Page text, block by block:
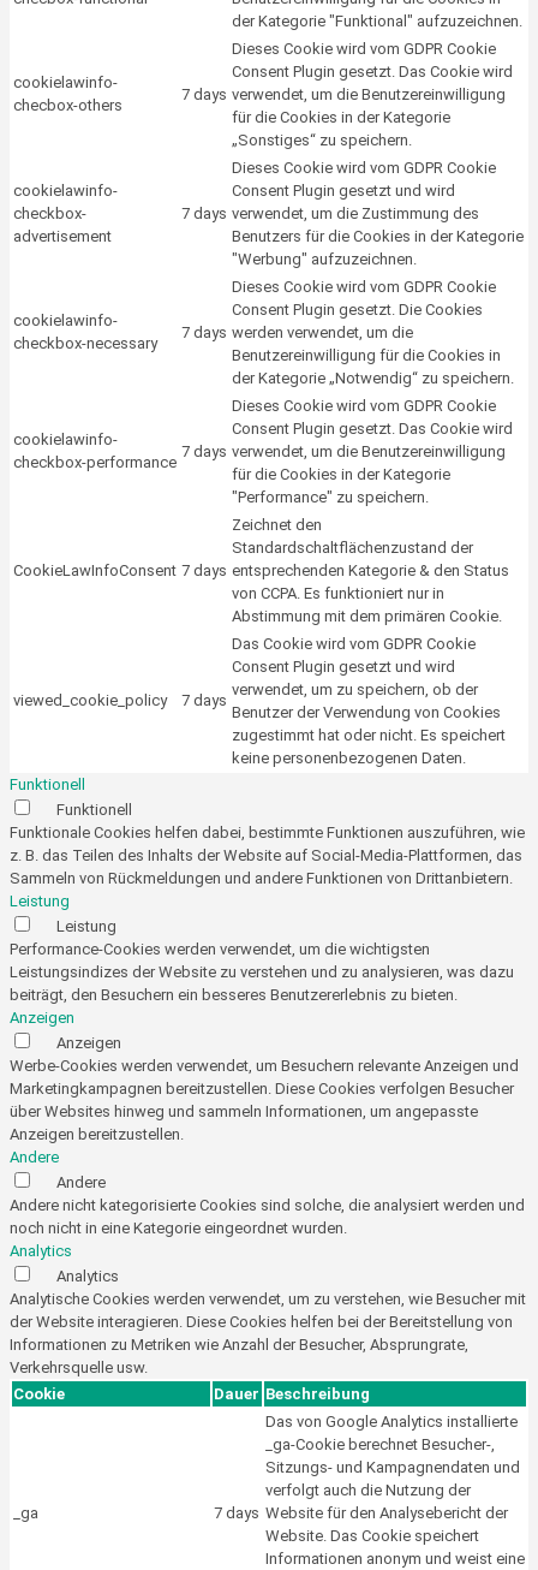
der Kategorie "Funktional" aufzuzeichnen.
cookielawinfo-
checbox-others
7 days
Dieses Cookie wird vom GDPR Cookie
Consent Plugin gesetzt. Das Cookie wird
verwendet, um die Benutzereinwilligung
für die Cookies in der Kategorie
„Sonstiges“ zu speichern.
cookielawinfo-
checkbox-
advertisement
7 days
Dieses Cookie wird vom GDPR Cookie
Consent Plugin gesetzt und wird
verwendet, um die Zustimmung des
Benutzers für die Cookies in der Kategorie
"Werbung" aufzuzeichnen.
cookielawinfo-
checkbox-necessary
7 days
Dieses Cookie wird vom GDPR Cookie
Consent Plugin gesetzt. Die Cookies
werden verwendet, um die
Benutzereinwilligung für die Cookies in
der Kategorie „Notwendig“ zu speichern.
cookielawinfo-
checkbox-performance
7 days
Dieses Cookie wird vom GDPR Cookie
Consent Plugin gesetzt. Das Cookie wird
verwendet, um die Benutzereinwilligung
für die Cookies in der Kategorie
"Performance" zu speichern.
CookieLawInfoConsent 7 days
Zeichnet den
Standardschaltflächenzustand der
entsprechenden Kategorie & den Status
von CCPA. Es funktioniert nur in
Abstimmung mit dem primären Cookie.
viewed_cookie_policy 7 days
Das Cookie wird vom GDPR Cookie
Consent Plugin gesetzt und wird
verwendet, um zu speichern, ob der
Benutzer der Verwendung von Cookies
zugestimmt hat oder nicht. Es speichert
keine personenbezogenen Daten.
Funktionell
Funktionell
Funktionale Cookies helfen dabei, bestimmte Funktionen auszuführen, wie
z. B. das Teilen des Inhalts der Website auf Social-Media-Plattformen, das
Sammeln von Rückmeldungen und andere Funktionen von Drittanbietern.
Leistung
Leistung
Performance-Cookies werden verwendet, um die wichtigsten
Leistungsindizes der Website zu verstehen und zu analysieren, was dazu
beiträgt, den Besuchern ein besseres Benutzererlebnis zu bieten.
Anzeigen
Anzeigen
Werbe-Cookies werden verwendet, um Besuchern relevante Anzeigen und
Marketingkampagnen bereitzustellen. Diese Cookies verfolgen Besucher
über Websites hinweg und sammeln Informationen, um angepasste
Anzeigen bereitzustellen.
Andere
Andere
Andere nicht kategorisierte Cookies sind solche, die analysiert werden und
noch nicht in eine Kategorie eingeordnet wurden.
Analytics
Analytics
Analytische Cookies werden verwendet, um zu verstehen, wie Besucher mit
der Website interagieren. Diese Cookies helfen bei der Bereitstellung von
Informationen zu Metriken wie Anzahl der Besucher, Absprungrate,
Verkehrsquelle usw.
Cookie
Dauer Beschreibung
_ga 7 days
Das von Google Analytics installierte
_ga-Cookie berechnet Besucher-,
Sitzungs- und Kampagnendaten und
verfolgt auch die Nutzung der
Website für den Analysebericht der
Website. Das Cookie speichert
Informationen anonym und weist eine